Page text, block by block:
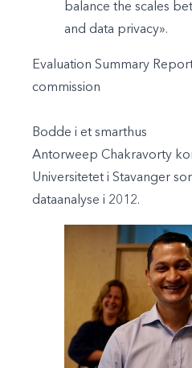
balance the scales
and data privacy».
Evaluation Summary
commission
Bodde i et smarthus
Antorweep Chakravorty
Universitetet i Stavanger
dataanalyse i 2012.